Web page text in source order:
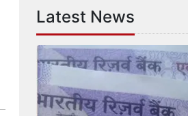
Latest News